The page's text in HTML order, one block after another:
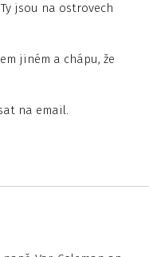
jsou na ostrovech
jiném a chápu, že
na email.